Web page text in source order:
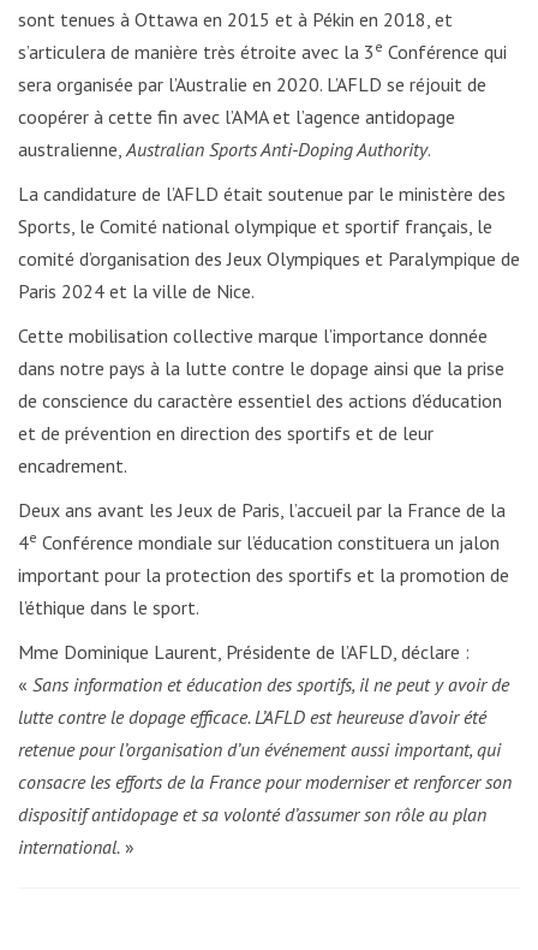
sont tenues à Ottawa en 2015 et à Pékin en 2018, et
s’articulera de manière très étroite avec la 3 e Conférence qui
sera organisée par l’Australie en 2020. L’AFLD se réjouit de
coopérer à cette fin avec l’AMA et l’agence antidopage
australienne, Australian Sports Anti-Doping Authority.
La candidature de l’AFLD était soutenue par le ministère des
Sports, le Comité national olympique et sportif français, le
comité d’organisation des Jeux Olympiques et Paralympique de
Paris 2024 et la ville de Nice.
Cette mobilisation collective marque l’importance donnée
dans notre pays à la lutte contre le dopage ainsi que la prise
de conscience du caractère essentiel des actions d’éducation
et de prévention en direction des sportifs et de leur
encadrement.
Deux ans avant les Jeux de Paris, l’accueil par la France de la
4e Conférence mondiale sur l’éducation constituera un jalon
important pour la protection des sportifs et la promotion de
l’éthique dans le sport.
Mme Dominique Laurent, Présidente de l’AFLD, déclare :
« Sans information et éducation des sportifs, il ne peut y avoir de
lutte contre le dopage efficace. L’AFLD est heureuse d’avoir été
retenue pour l’organisation d’un événement aussi important, qui
consacre les efforts de la France pour moderniser et renforcer son
dispositif antidopage et sa volonté d’assumer son rôle au plan
international. »